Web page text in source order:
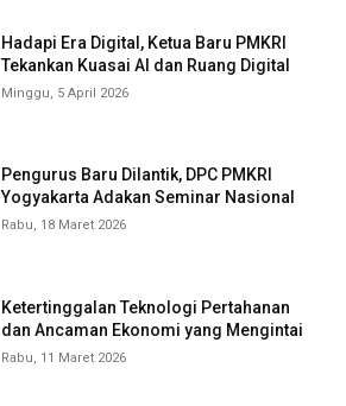
Hadapi Era Digital, Ketua Baru PMKRI
Tekankan Kuasai AI dan Ruang Digital
Minggu, 5 April 2026
Pengurus Baru Dilantik, DPC PMKRI
Yogyakarta Adakan Seminar Nasional
Rabu, 18 Maret 2026
Ketertinggalan Teknologi Pertahanan
dan Ancaman Ekonomi yang Mengintai
Rabu, 11 Maret 2026